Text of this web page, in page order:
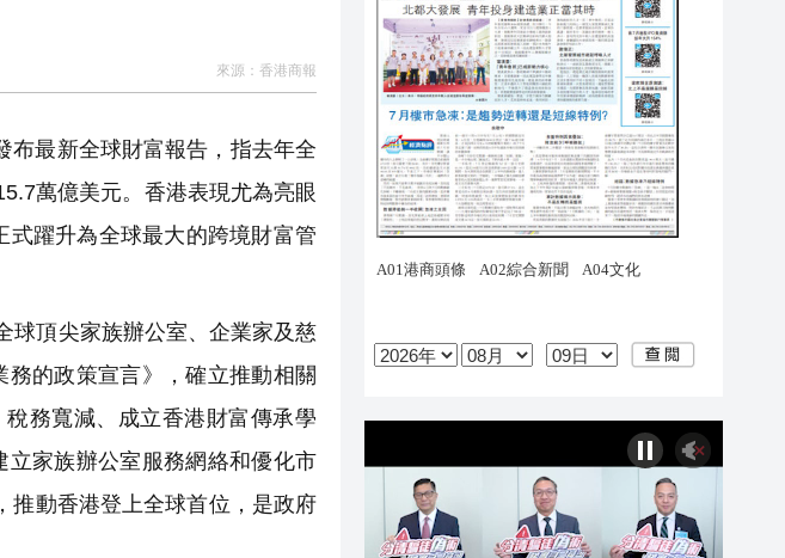
來源： 香港商報
布最新全球財富報告，指去年全
萬億美元。香港表現尤為亮眼
躍升為全球最大的跨境財富管
球頂尖家族辦公室、企業家及慈
的政策宣言》，確立推動相關
務寬減、成立香港財富傳承學
家族辦公室服務網絡和優化市
推動香港登上全球首位，是政府